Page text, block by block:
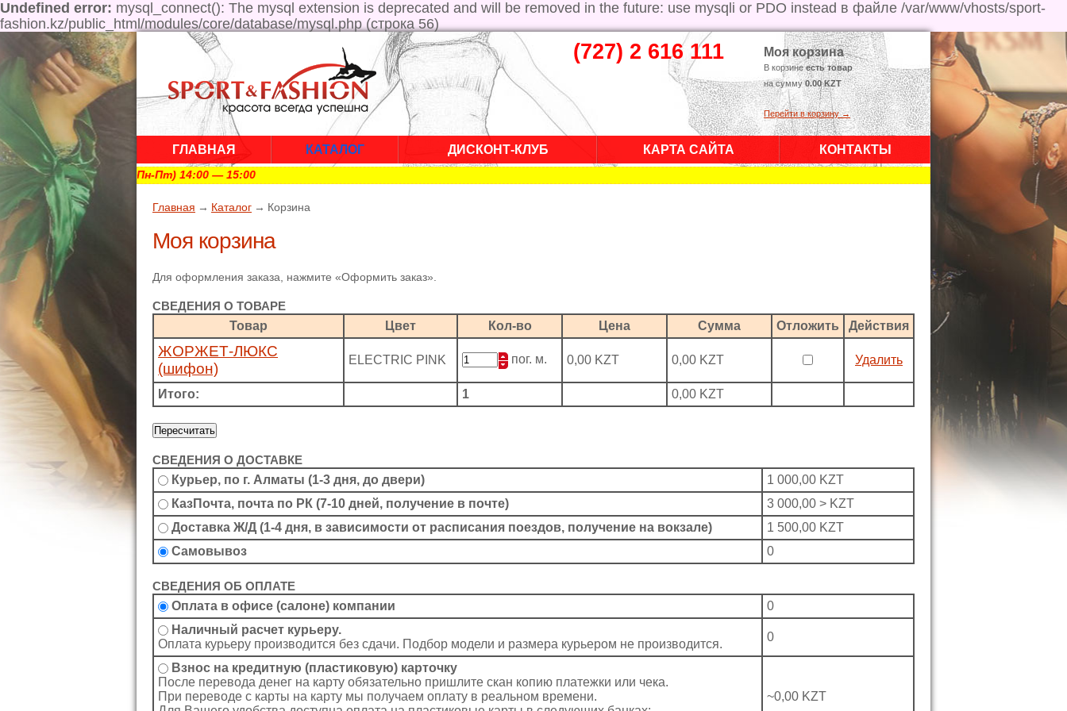
Undefined error: mysql_connect(): The mysql extension is deprecated and will be removed in the future: use mysqli or PDO instead в файле /var/www/vhosts/sport-
fashion.kz/public_html/modules/core/database/mysql.php (строка 56)
Моя корзина
В корзинеесть товар
на сумму0.00 KZT
Перейти в корзину →
(727) 2 616 111
ГЛАВНАЯ КАТАЛОГ ДИСКОНТ-КЛУБ КАРТА САЙТА КОНТАКТЫ
перерыва) Обед (Пн-Пт) 14:00 — 15:00
Главная → Каталог → Корзина
Моя корзина
Для оформления заказа, нажмите «Оформить заказ».
СВЕДЕНИЯ О ТОВАРЕ
Товар Цвет Кол-во Цена Сумма Отложить Действия
ЖОРЖЕТ-ЛЮКС
(шифон)
ELECTRIC PINK пог. м. 0,00 KZT 0,00 KZT Удалить
Итого: 1 0,00 KZT
СВЕДЕНИЯ О ДОСТАВКЕ
Курьер, по г. Алматы (1-3 дня, до двери)
1 000,00 KZT
КазПочта, почта по РК (7-10 дней, получение в почте)
3 000,00 > KZT
Доставка Ж/Д (1-4 дня, в зависимости от расписания поездов, получение на вокзале)
1 500,00 KZT
Самовывоз
0
СВЕДЕНИЯ ОБ ОПЛАТЕ
Оплата в офисе (салоне) компании
0
Наличный расчет курьеру.
Оплата курьеру производится без сдачи. Подбор модели и размера курьером не производится.
0
Взнос на кредитную (пластиковую) карточку
После перевода денег на карту обязательно пришлите скан копию платежки или чека.
При переводе с карты на карту мы получаем оплату в реальном времени.
~0,00 KZT